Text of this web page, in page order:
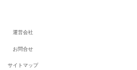
運営会社
お問合せ
サイトマップ